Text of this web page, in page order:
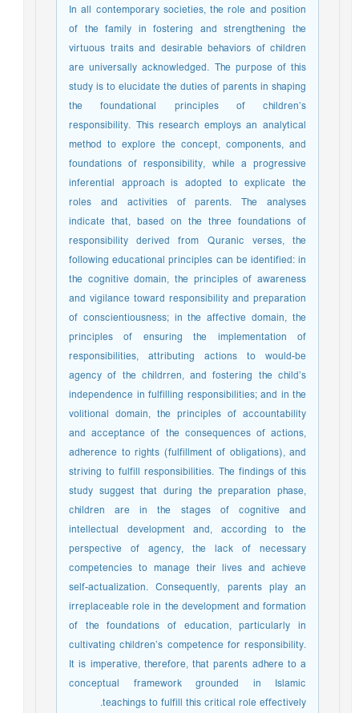
In all contemporary societies, the role and position
of the family in fostering and strengthening the
virtuous traits and desirable behaviors of children
are universally acknowledged. The purpose of this
study is to elucidate the duties of parents in shaping
the foundational principles of children’s
responsibility. This research employs an analytical
method to explore the concept, components, and
foundations of responsibility, while a progressive
inferential approach is adopted to explicate the
roles and activities of parents. The analyses
indicate that, based on the three foundations of
responsibility derived from Quranic verses, the
following educational principles can be identified: in
the cognitive domain, the principles of awareness
and vigilance toward responsibility and preparation
of conscientiousness; in the affective domain, the
principles of ensuring the implementation of
responsibilities, attributing actions to would-be
agency of the childrren, and fostering the child’s
independence in fulfilling responsibilities; and in the
volitional domain, the principles of accountability
and acceptance of the consequences of actions,
adherence to rights (fulfillment of obligations), and
striving to fulfill responsibilities. The findings of this
study suggest that during the preparation phase,
children are in the stages of cognitive and
intellectual development and, according to the
perspective of agency, the lack of necessary
competencies to manage their lives and achieve
self-actualization. Consequently, parents play an
irreplaceable role in the development and formation
of the foundations of education, particularly in
cultivating children’s competence for responsibility.
It is imperative, therefore, that parents adhere to a
conceptual framework grounded in Islamic
teachings to fulfill this critical role effectively.